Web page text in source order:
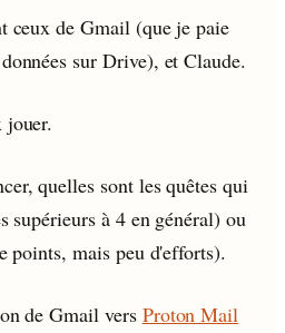
ceux de Gmail (que je paie
sur Drive), et Claude.
quelles sont les quêtes qui
supérieurs à 4 en général) ou
points, mais peu d'efforts).
de Gmail vers Proton Mail